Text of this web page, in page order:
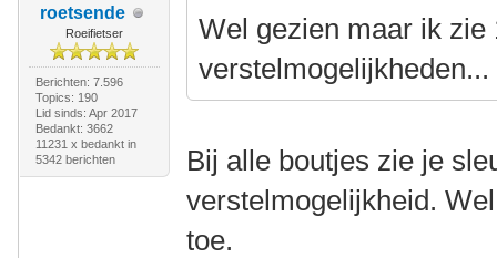
roetsende
Roeifietser
Berichten: 7.596
Topics: 190
Lid sinds: Apr 2017
Bedankt: 3662
11231 x bedankt in
5342 berichten
Wel gezien maar ik zie
verstelmogelijkheden...
Bij alle boutjes zie je
verstelmogelijkheid.
toe.